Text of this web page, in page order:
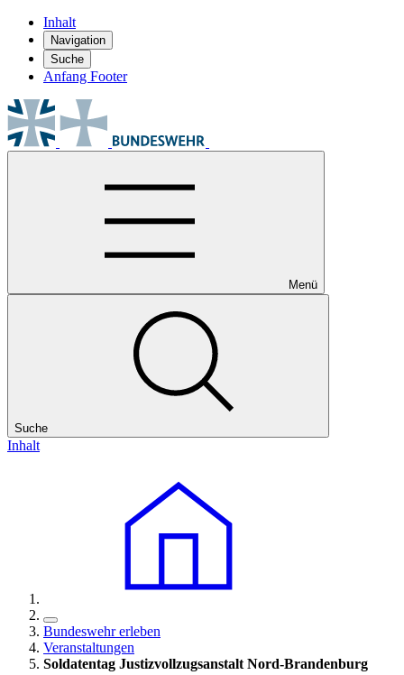
Inhalt
Navigation
Suche
Anfang Footer
Menü
Suche
Inhalt
Bundeswehr erleben
Veranstaltungen
Soldatentag Justizvollzugsanstalt Nord-Brandenburg